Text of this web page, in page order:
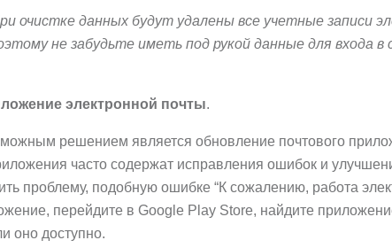
очистке данных будут удалены все учетные записи
не забудьте иметь под рукой данные для входа
электронной почты
решением является обновление почтового
часто содержат исправления ошибок и
проблему, подобную ошибке “К сожалению, работа
перейдите в Google Play Store, найдите
оно доступно.